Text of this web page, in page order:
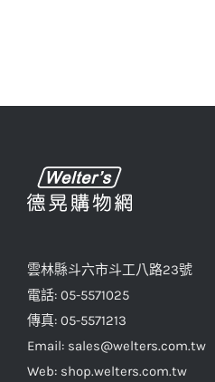
雲林縣斗六市斗工八路23號
電話: 05-5571025
傳真: 05-5571213
Email: sales@welters.com.tw
Web: shop.welters.com.tw